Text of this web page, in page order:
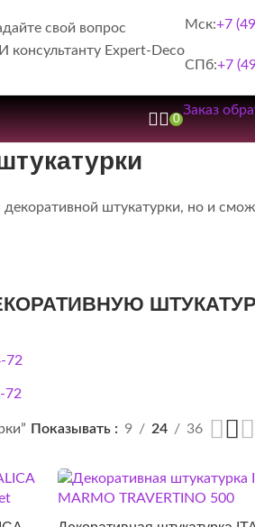
свой вопрос
консультанту Expert-Deco
Мск:+7
СПб:+7
0
Заказ
штукатурки, но и
72
72
Показывать 9 24 36